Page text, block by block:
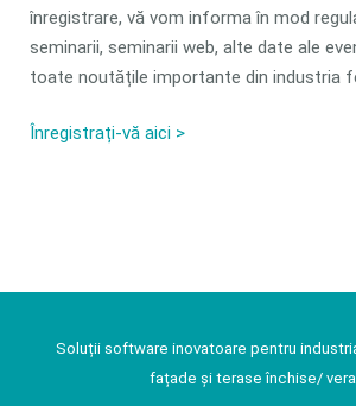
înregistrare, vă vom informa în mod
seminarii, seminarii web, alte date ale
toate noutățile importante din industria
Înregistrați-vă aici >
Soluții software inovatoare pentru
fațade și terase închise/